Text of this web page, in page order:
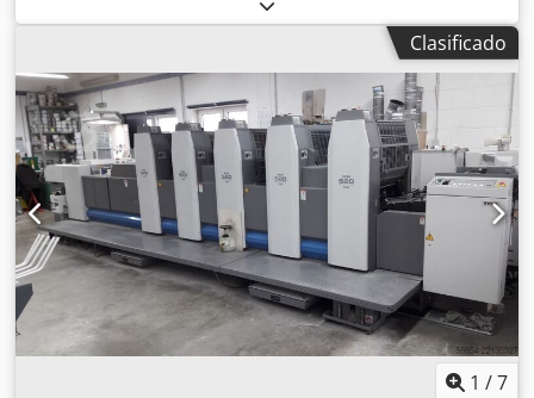
mesa de aire, 1 cuchilla de repuesto, en buen estado,
disponible inmediatamente Si está interesado, estaremos
encantados de informarle sobre otras máquinas de
nuestra empresa. Dodpfxorg D Ixo Aamjck Le invitamos a
ver la máquina en nuestra empresa con cita previa.
Clasificado
1 /7